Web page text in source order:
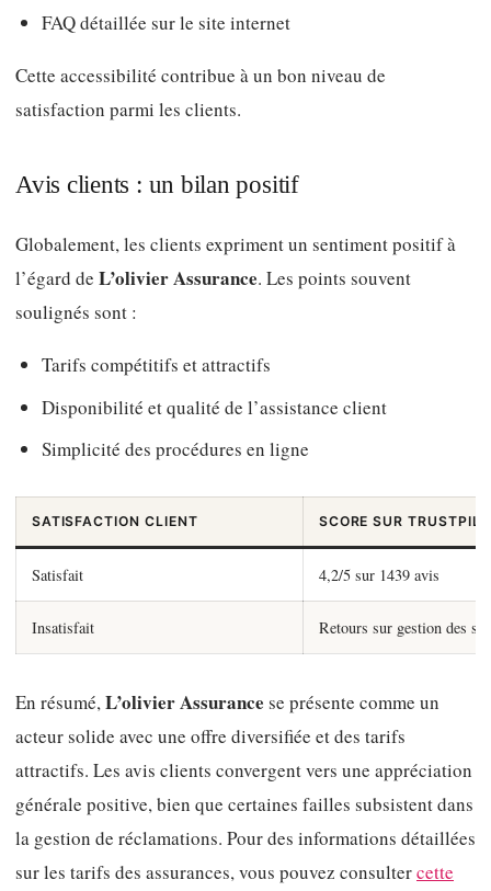
FAQ détaillée sur le site internet
Cette accessibilité contribue à un bon niveau de
satisfaction parmi les clients.
Avis clients : un bilan positif
Globalement, les clients expriment un sentiment positif à
l’égard de L’olivier Assurance. Les points souvent
soulignés sont :
Tarifs compétitifs et attractifs
Disponibilité et qualité de l’assistance client
Simplicité des procédures en ligne
SATISFACTION CLIENT SCORE SUR
Satisfait 4,2/5 sur 1439 avis
Insatisfait Retours sur gestion des
En résumé,L’olivier Assurance se présente comme un
acteur solide avec une offre diversifiée et des tarifs
attractifs. Les avis clients convergent vers une appréciation
générale positive, bien que certaines failles subsistent dans
la gestion de réclamations. Pour des informations détaillées
sur les tarifs des assurances, vous pouvez consultercette